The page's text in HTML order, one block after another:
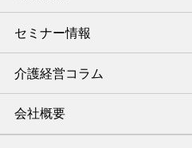
セミナー情報
介護経営コラム
会社概要